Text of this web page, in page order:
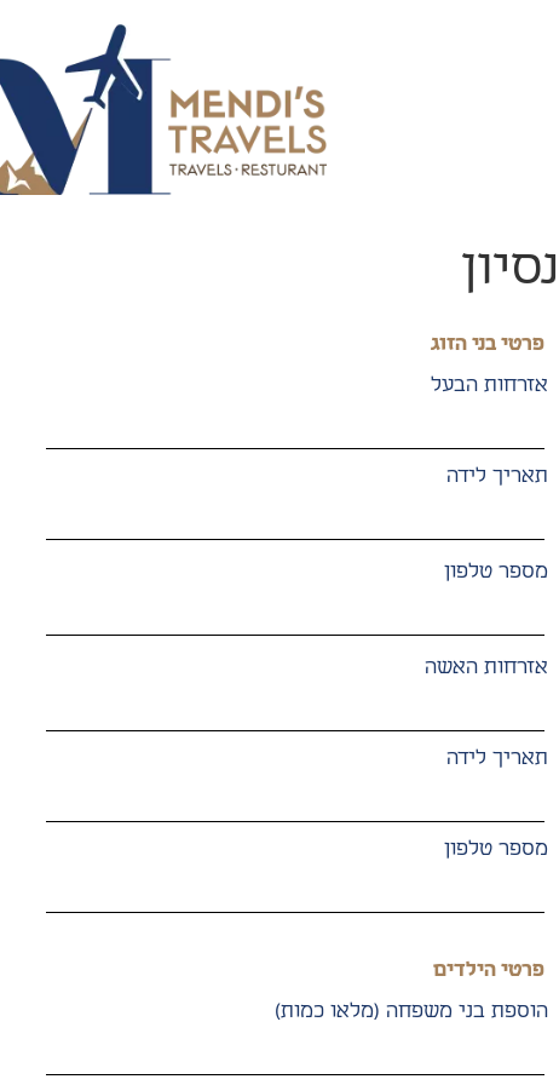
נסיון
פרטי בני הזוג
אזרחות הבעל
תאריך לידה
מספר טלפון
אזרחות האשה
תאריך לידה
מספר טלפון
פרטי הילדים
הוספת בני משפחה (מלאו כמות)